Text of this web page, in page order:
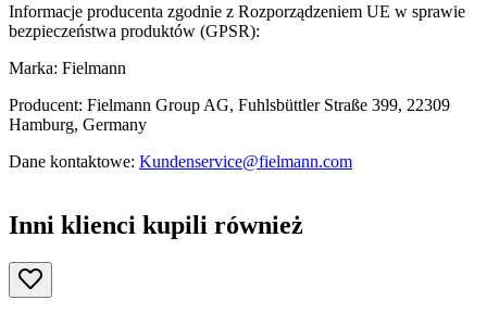
Informacje producenta zgodnie z Rozporządzeniem UE w sprawie
bezpieczeństwa produktów (GPSR):
Marka: Fielmann
Producent: Fielmann Group AG, Fuhlsbüttler Straße 399, 22309
Hamburg, Germany
Dane kontaktowe: Kundenservice@fielmann.com
Inni klienci kupili również